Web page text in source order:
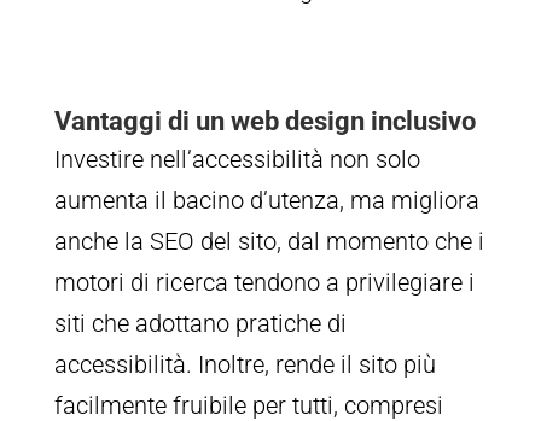
Vantaggi di un web design inclusivo
Investire nell’accessibilità non solo
aumenta il bacino d’utenza, ma migliora
anche la SEO del sito, dal momento che i
motori di ricerca tendono a privilegiare i
siti che adottano pratiche di
accessibilità. Inoltre, rende il sito più
facilmente fruibile per tutti, compresi